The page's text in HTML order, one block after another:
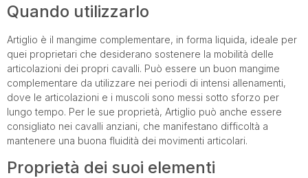
Quando utilizzarlo
Artiglio è il mangime complementare, in forma liquida, ideale per
quei proprietari che desiderano sostenere la mobilità delle
articolazioni dei propri cavalli. Può essere un buon mangime
complementare da utilizzare nei periodi di intensi allenamenti,
dove le articolazioni e i muscoli sono messi sotto sforzo per
lungo tempo. Per le sue proprietà, Artiglio può anche essere
consigliato nei cavalli anziani, che manifestano difficoltà a
mantenere una buona fluidità dei movimenti articolari.
Proprietà dei suoi elementi